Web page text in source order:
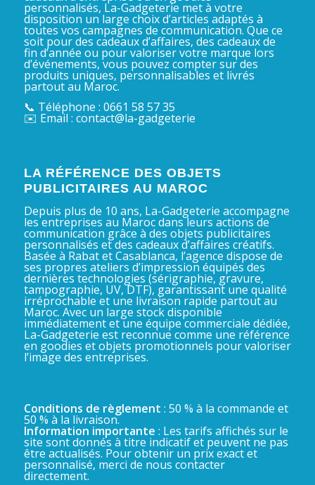
personnalisés, La-Gadgeterie met à votre
disposition un large choix d’articles adaptés à
toutes vos campagnes de communication. Que ce
soit pour des cadeaux d’affaires, des cadeaux de
fin d’année ou pour valoriser votre marque lors
d’événements, vous pouvez compter sur des
produits uniques, personnalisables et livrés
partout au Maroc.
📞 Téléphone : 0661 58 57 35
✉️ Email : contact@la-gadgeterie
LA RÉFÉRENCE DES OBJETS
PUBLICITAIRES AU MAROC
Depuis plus de 10 ans, La-Gadgeterie accompagne
les entreprises au Maroc dans leurs actions de
communication grâce à des objets publicitaires
personnalisés et des cadeaux d’affaires créatifs.
Basée à Rabat et Casablanca, l’agence dispose de
ses propres ateliers d’impression équipés des
dernières technologies (sérigraphie, gravure,
tampographie, UV, DTF), garantissant une qualité
irréprochable et une livraison rapide partout au
Maroc. Avec un large stock disponible
immédiatement et une équipe commerciale dédiée,
La-Gadgeterie est reconnue comme une référence
en goodies et objets promotionnels pour valoriser
l’image des entreprises.
Conditions de règlement : 50 % à la commande et
50 % à la livraison.
Information importante : Les tarifs affichés sur le
site sont donnés à titre indicatif et peuvent ne pas
être actualisés. Pour obtenir un prix exact et
personnalisé, merci de nous contacter
directement.